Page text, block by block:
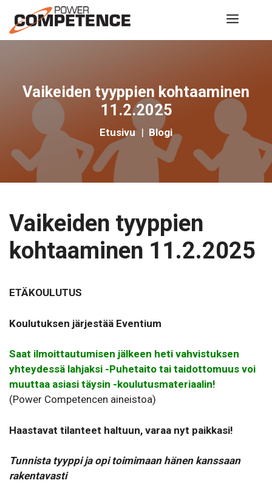
sisältöön
Vaikeiden tyyppien kohtaaminen
11.2.2025
Etusivu | Blogi
Vaikeiden tyyppien
kohtaaminen 11.2.2025
ETÄKOULUTUS
Koulutuksen järjestää Eventium
Saat ilmoittautumisen jälkeen heti vahvistuksen
yhteydessä lahjaksi -Puhetaito tai taidottomuus voi
muuttaa asiasi täysin -koulutusmateriaalin!
(Power Competencen aineistoa)
Haastavat tilanteet haltuun, varaa nyt paikkasi!
Tunnista tyyppi ja opi toimimaan hänen kanssaan
rakentavasti